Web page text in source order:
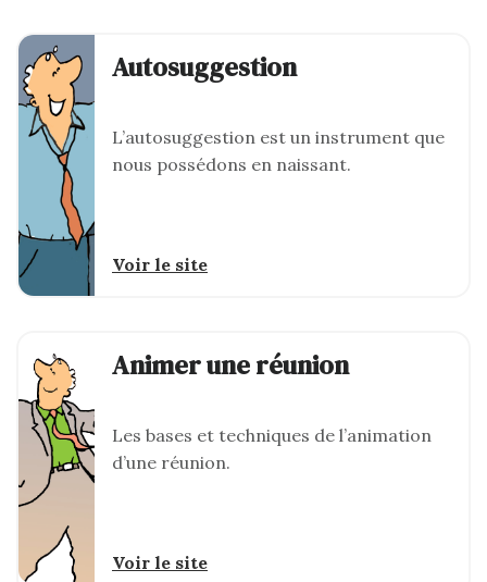
Autosuggestion
L’autosuggestion est un instrument que
nous possédons en naissant.
Voir le site
Animer une réunion
Les bases et techniques de l’animation
d’une réunion.
Voir le site